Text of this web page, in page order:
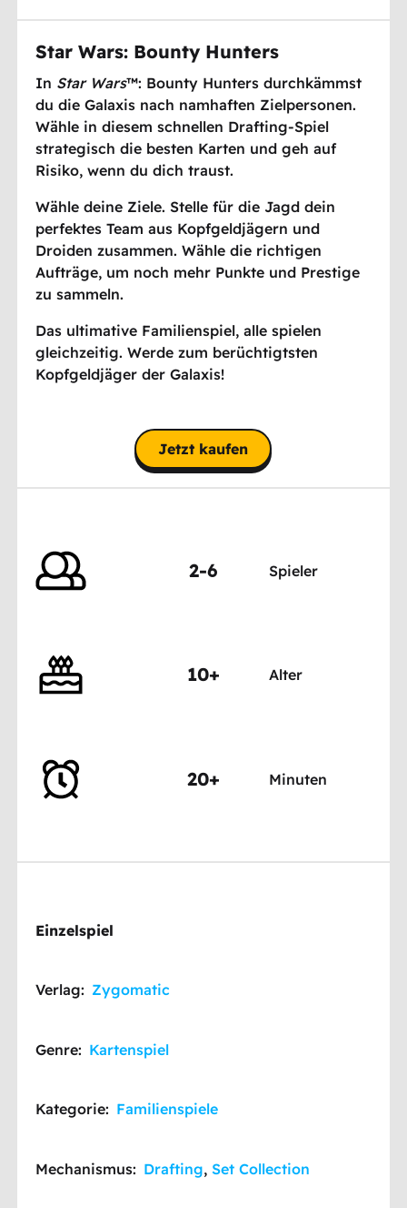
Star Wars: Bounty Hunters
In Star Wars™: Bounty Hunters durchkämmst
du die Galaxis nach namhaften Zielpersonen.
Wähle in diesem schnellen Drafting-Spiel
strategisch die besten Karten und geh auf
Risiko, wenn du dich traust.
Wähle deine Ziele. Stelle für die Jagd dein
perfektes Team aus Kopfgeldjägern und
Droiden zusammen. Wähle die richtigen
Aufträge, um noch mehr Punkte und Prestige
zu sammeln.
Das ultimative Familienspiel, alle spielen
gleichzeitig. Werde zum berüchtigtsten
Kopfgeldjäger der Galaxis!
Jetzt kaufen
2-6 Spieler
10+ Alter
20+ Minuten
Einzelspiel
Verlag: Zygomatic
Genre: Kartenspiel
Kategorie: Familienspiele
Mechanismus: Drafting, Set Collection